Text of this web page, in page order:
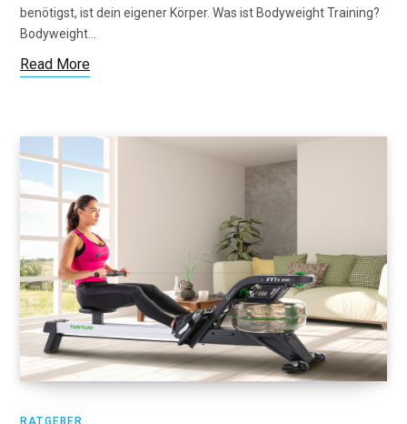
benötigst, ist dein eigener Körper. Was ist Bodyweight Training?
Bodyweight…
Read More
RATGEBER